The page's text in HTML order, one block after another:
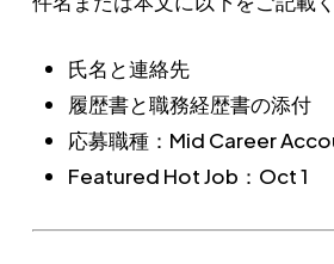
氏名と連絡先
履歴書と職務経歴書の添付
応募職種：Mid Career
Featured Hot Job：Oct 1